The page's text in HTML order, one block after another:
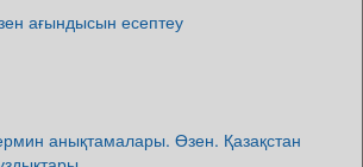
ағындысын есептеу
анықтамалары. Өзен. Қазақстан